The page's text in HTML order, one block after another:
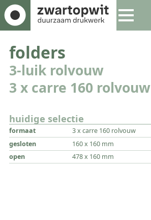
folders
3-luik rolvouw
3 x carre 160 rolvouw
huidige selectie
formaat
3 x carre 160 rolvouw
gesloten
160 x 160 mm
open
478 x 160 mm